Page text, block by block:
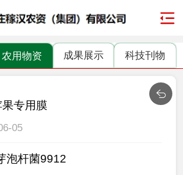
农用物资 成果展示 科技刊物
专用膜
05
泡杆菌9912